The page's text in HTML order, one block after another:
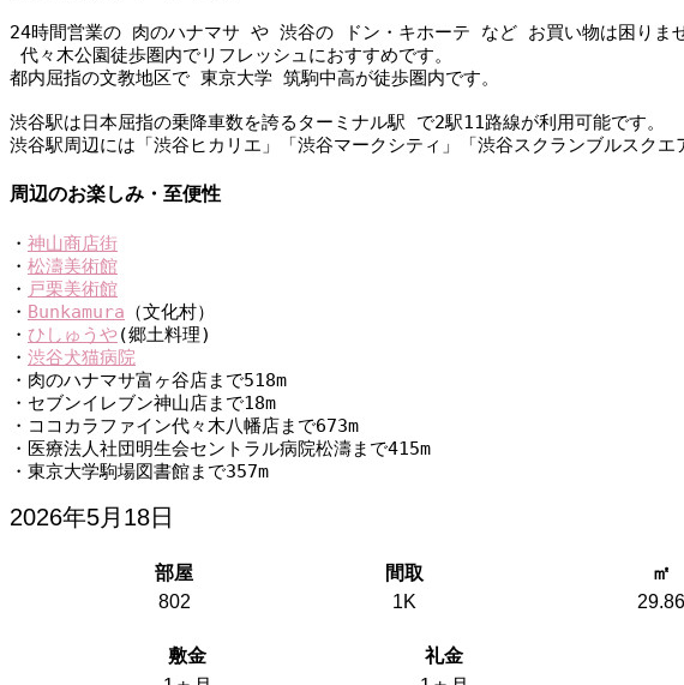
24時間営業の 肉のハナマサ や 渋谷の ドン・キホーテ など お買い物は困りませ
代々木公園徒歩圏内でリフレッシュにおすすめです。
都内屈指の文教地区で 東京大学 筑駒中高が徒歩圏内です。
渋谷駅は日本屈指の乗降車数を誇るターミナル駅 で2駅11路線が利用可能です。
渋谷駅周辺には「渋谷ヒカリエ」「渋谷マークシティ」「渋谷スクランブルスク
周辺のお楽しみ・至便性
・ 神山商店街
・ 松濤美術館
・ 戸栗美術館
・ Bunkamura （文化村）
・ ひしゅうや (郷土料理)
・ 渋谷犬猫病院
・肉のハナマサ富ヶ谷店まで518m
・セブンイレブン神山店まで18m
・ココカラファイン代々木八幡店まで673m
・医療法人社団明生会セントラル病院松濤まで415m
・東京大学駒場図書館まで357m
2026年5月18日
部屋 間取 ㎡
802
1K 29.86
敷金 礼金